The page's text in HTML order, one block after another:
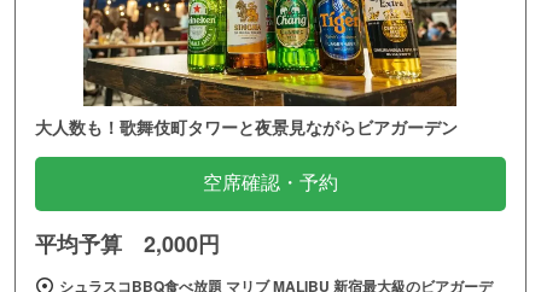
大人数も！歌舞伎町タワーと夜景見ながらビアガーデン
空席確認・予約
平均予算 2,000円
シュラスコBBQ食べ放題 マリブ MALIBU 新宿最大級のビアガーデ